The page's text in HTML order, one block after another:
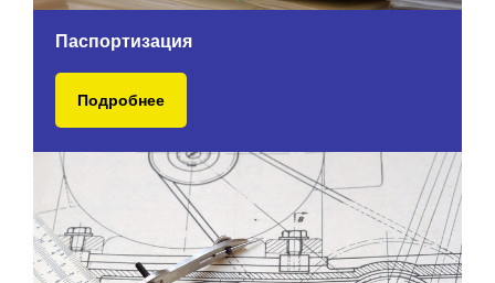
Паспортизация
Подробнее